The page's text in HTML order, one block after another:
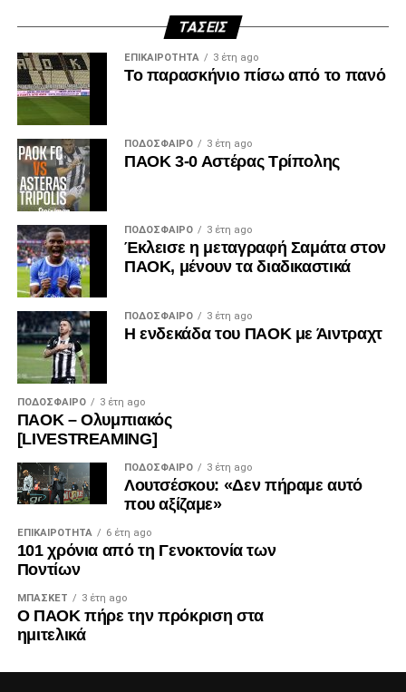
ΤΆΣΕΙΣ
ΕΠΙΚΑΙΡΌΤΗΤΑ 3 έτη ago
Το παρασκήνιο πίσω από το πανό
ΠΟΔΌΣΦΑΙΡΟ 3 έτη ago
ΠΑΟΚ 3-0 Αστέρας Τρίπολης
ΠΟΔΌΣΦΑΙΡΟ 3 έτη ago
Έκλεισε η μεταγραφή Σαμάτα στον
ΠΑΟΚ, μένουν τα διαδικαστικά
ΠΟΔΌΣΦΑΙΡΟ 3 έτη ago
Η ενδεκάδα του ΠΑΟΚ με Άιντραχτ
ΠΟΔΌΣΦΑΙΡΟ 3 έτη ago
ΠΑΟΚ – Ολυμπιακός
[LIVESTREAMING]
ΠΟΔΌΣΦΑΙΡΟ 3 έτη ago
Λουτσέσκου: «Δεν πήραμε αυτό
που αξίζαμε»
ΕΠΙΚΑΙΡΌΤΗΤΑ 6 έτη ago
101 χρόνια από τη Γενοκτονία των
Ποντίων
ΜΠΆΣΚΕΤ 3 έτη ago
Ο ΠΑΟΚ πήρε την πρόκριση στα
ημιτελικά